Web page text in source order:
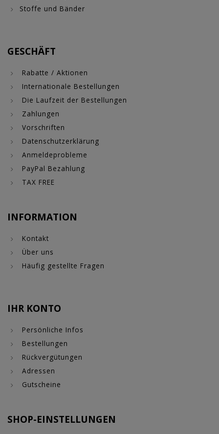
Stoffe und Bänder
GESCHÄFT
Rabatte / Aktionen
Internationale Bestellungen
Die Laufzeit der Bestellungen
Zahlungen
Vorschriften
Datenschutzerklärung
Anmeldeprobleme
PayPal Bezahlung
TAX FREE
INFORMATION
Kontakt
Über uns
Häufig gestellte Fragen
IHR KONTO
Persönliche Infos
Bestellungen
Rückvergütungen
Adressen
Gutscheine
SHOP-EINSTELLUNGEN